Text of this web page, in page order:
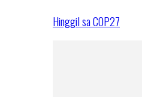
Hinggil sa COP27